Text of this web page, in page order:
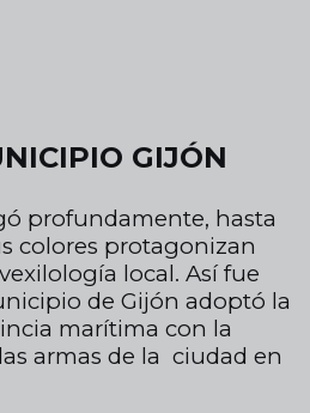
GIJÓN
profundamente, hasta
colores protagonizan
local. Así fue
de Gijón adoptó la
marítima con la
armas de la ciudad en